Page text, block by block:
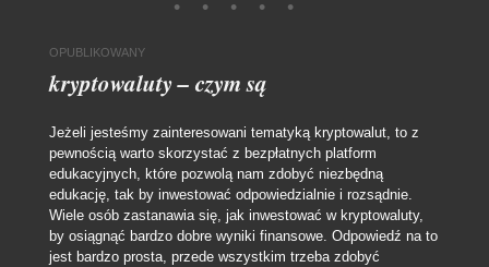
OPUBLIKOWANY
kryptowaluty – czym są
Jeżeli jesteśmy zainteresowani tematyką kryptowalut, to z
pewnością warto skorzystać z bezpłatnych platform
edukacyjnych, które pozwolą nam zdobyć niezbędną
edukację, tak by inwestować odpowiedzialnie i rozsądnie.
Wiele osób zastanawia się, jak inwestować w kryptowaluty,
by osiągnąć bardzo dobre wyniki finansowe. Odpowiedź na to
jest bardzo prosta, przede wszystkim trzeba zdobyć